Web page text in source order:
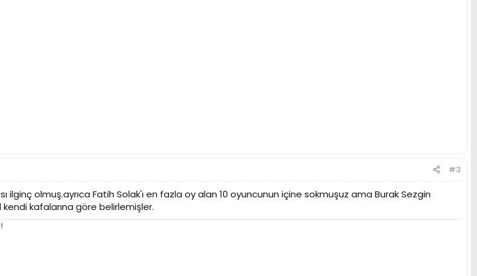
#3
ilginç olmuş.ayrıca Fatih Solak'ı en fazla oy alan 10 oyuncunun içine sokmuşuz ama Burak Sezgin
kafalarına göre belirlemişler.